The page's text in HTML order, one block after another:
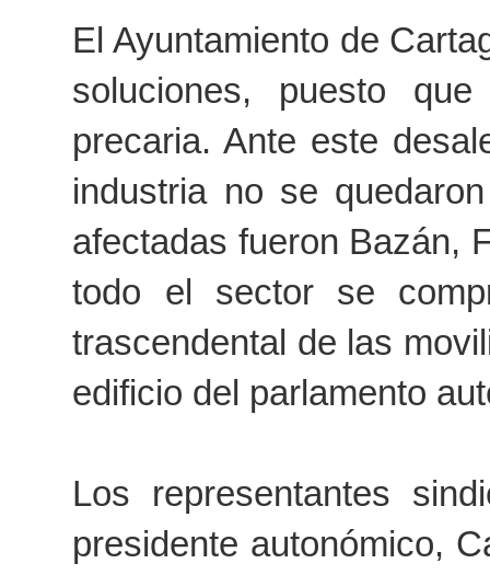
El Ayuntamiento de
soluciones, puesto
precaria. Ante este
industria no se
afectadas fueron Bazán,
todo el sector se
trascendental de las
edificio del parlamento
Los representantes
presidente autonómico,